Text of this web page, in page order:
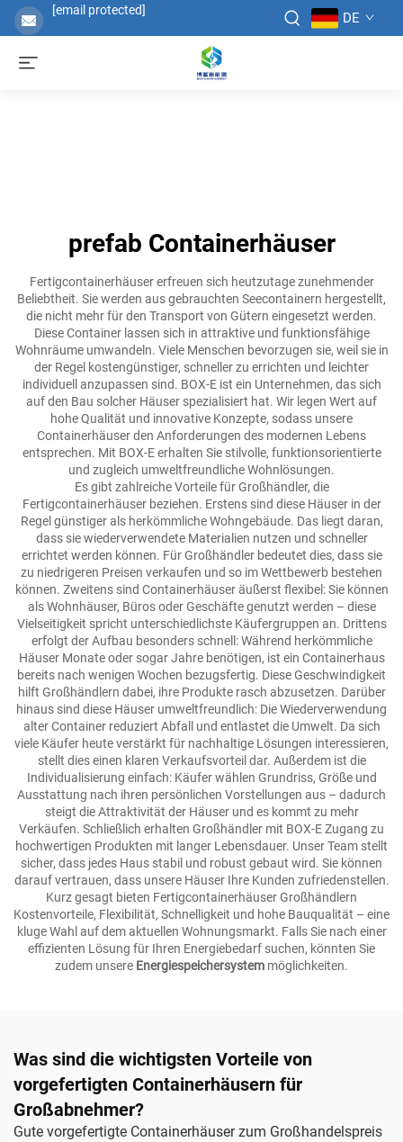
[email protected] DE
prefab Containerhäuser
Fertigcontainerhäuser erfreuen sich heutzutage zunehmender
Beliebtheit. Sie werden aus gebrauchten Seecontainern hergestellt,
die nicht mehr für den Transport von Gütern eingesetzt werden.
Diese Container lassen sich in attraktive und funktionsfähige
Wohnräume umwandeln. Viele Menschen bevorzugen sie, weil sie in
der Regel kostengünstiger, schneller zu errichten und leichter
individuell anzupassen sind. BOX-E ist ein Unternehmen, das sich
auf den Bau solcher Häuser spezialisiert hat. Wir legen Wert auf
hohe Qualität und innovative Konzepte, sodass unsere
Containerhäuser den Anforderungen des modernen Lebens
entsprechen. Mit BOX-E erhalten Sie stilvolle, funktionsorientierte
und zugleich umweltfreundliche Wohnlösungen.
Es gibt zahlreiche Vorteile für Großhändler, die
Fertigcontainerhäuser beziehen. Erstens sind diese Häuser in der
Regel günstiger als herkömmliche Wohngebäude. Das liegt daran,
dass sie wiederverwendete Materialien nutzen und schneller
errichtet werden können. Für Großhändler bedeutet dies, dass sie
zu niedrigeren Preisen verkaufen und so im Wettbewerb bestehen
können. Zweitens sind Containerhäuser äußerst flexibel: Sie können
als Wohnhäuser, Büros oder Geschäfte genutzt werden – diese
Vielseitigkeit spricht unterschiedlichste Käufergruppen an. Drittens
erfolgt der Aufbau besonders schnell: Während herkömmliche
Häuser Monate oder sogar Jahre benötigen, ist ein Containerhaus
bereits nach wenigen Wochen bezugsfertig. Diese Geschwindigkeit
hilft Großhändlern dabei, ihre Produkte rasch abzusetzen. Darüber
hinaus sind diese Häuser umweltfreundlich: Die Wiederverwendung
alter Container reduziert Abfall und entlastet die Umwelt. Da sich
viele Käufer heute verstärkt für nachhaltige Lösungen interessieren,
stellt dies einen klaren Verkaufsvorteil dar. Außerdem ist die
Individualisierung einfach: Käufer wählen Grundriss, Größe und
Ausstattung nach ihren persönlichen Vorstellungen aus – dadurch
steigt die Attraktivität der Häuser und es kommt zu mehr
Verkäufen. Schließlich erhalten Großhändler mit BOX-E Zugang zu
hochwertigen Produkten mit langer Lebensdauer. Unser Team stellt
sicher, dass jedes Haus stabil und robust gebaut wird. Sie können
darauf vertrauen, dass unsere Häuser Ihre Kunden zufriedenstellen.
Kurz gesagt bieten Fertigcontainerhäuser Großhändlern
Kostenvorteile, Flexibilität, Schnelligkeit und hohe Bauqualität – eine
kluge Wahl auf dem aktuellen Wohnungsmarkt. Falls Sie nach einer
effizienten Lösung für Ihren Energiebedarf suchen, könnten Sie
zudem unsere Energiespeichersystem möglichkeiten.
Was sind die wichtigsten Vorteile von
vorgefertigten Containerhäusern für
Großabnehmer?
Gute vorgefertigte Containerhäuser zum Großhandelspreis